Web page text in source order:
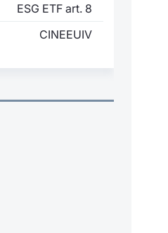
ESG ETF art. 8
CINEEUIV